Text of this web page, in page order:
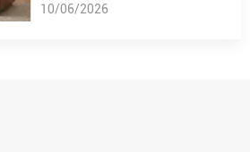
10/06/2026